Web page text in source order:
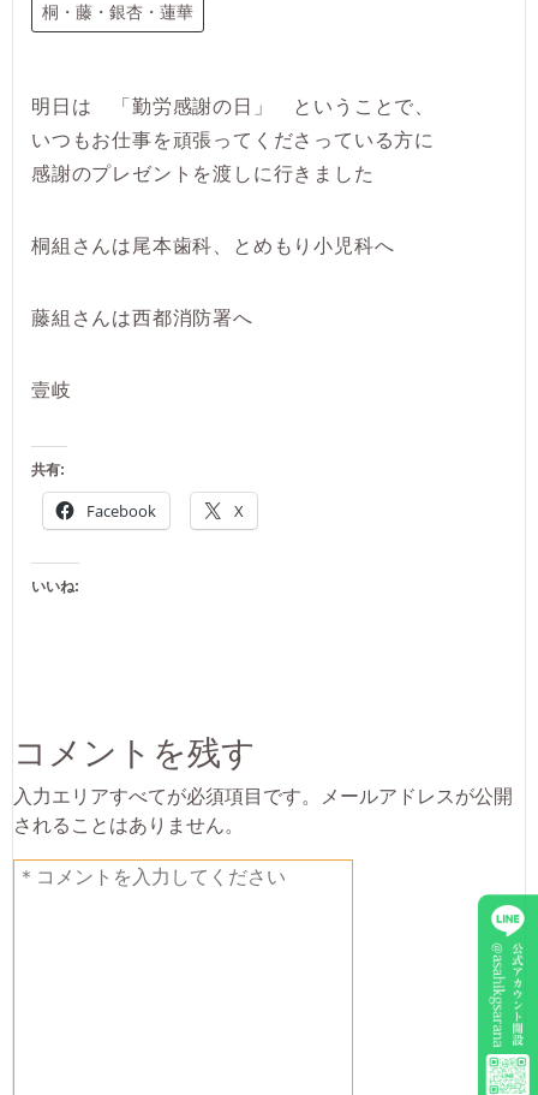
桐・藤・銀杏・蓮華
明日は 「勤労感謝の日」 ということで、
いつもお仕事を頑張ってくださっている方に
感謝のプレゼントを渡しに行きました
桐組さんは尾本歯科、とめもり小児科へ
藤組さんは西都消防署へ
壹岐
共有:
Facebook X
いいね:
コメントを残す
入力エリアすべてが必須項目です。メールアドレスが公開
されることはありません。